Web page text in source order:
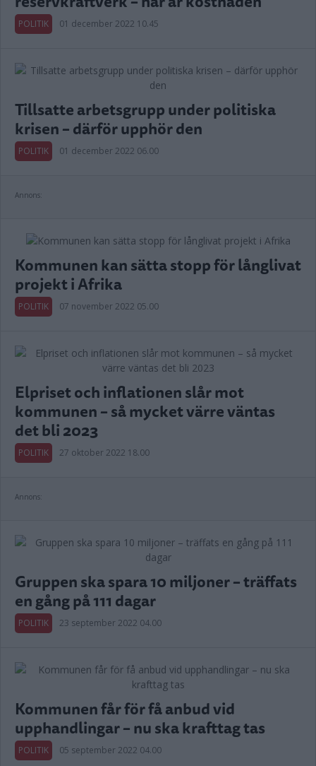
POLITIK 01 december 2022 10.45
Tillsatte arbetsgrupp under politiska
krisen – därför upphör den
POLITIK 01 december 2022 06.00
Annons:
Kommunen kan sätta stopp för långlivat
projekt i Afrika
POLITIK 07 november 2022 05.00
Elpriset och inflationen slår mot
kommunen – så mycket värre väntas
det bli 2023
POLITIK 27 oktober 2022 18.00
Annons:
Gruppen ska spara 10 miljoner – träffats
en gång på 111 dagar
POLITIK 23 september 2022 04.00
Kommunen får för få anbud vid
upphandlingar – nu ska krafttag tas
POLITIK 05 september 2022 04.00